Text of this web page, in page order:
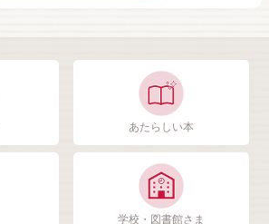
あたらしい本
学校・図書館さま